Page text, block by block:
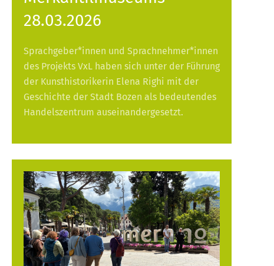
28.03.2026
Sprachgeber*innen und Sprachnehmer*innen
des Projekts VxL haben sich unter der Führung
der Kunsthistorikerin Elena Righi mit der
Geschichte der Stadt Bozen als bedeutendes
Handelszentrum auseinandergesetzt.